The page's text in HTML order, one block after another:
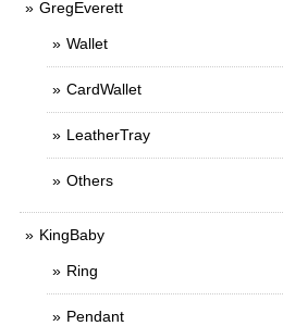
GregEverett
Wallet
CardWallet
LeatherTray
Others
KingBaby
Ring
Pendant